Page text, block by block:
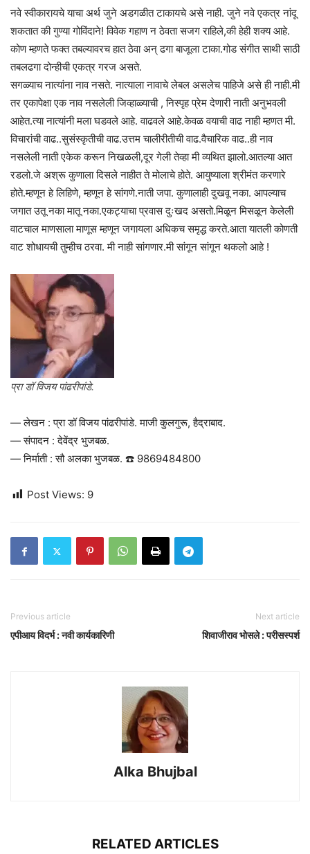
नवे स्वीकारायचे याचा अर्थ जुने अडगळीत टाकायचे असे नाही. जुने नवे एकत्र नांदू
शकतात की गुण्या गोविंदाने! विवेक गहाण न ठेवता सजग राहिले,की हेही शक्य आहे.
कोण म्हणते फक्त तबल्यावरच हात ठेवा अन् ढगा बाजूला टाका.गोड संगीत साथी साठी
तबलढगा दोन्हीची एकत्र गरज असते.
सगळ्याच नात्यांना नाव नसते. नात्याला नावाचे लेबल असलेच पाहिजे असे ही नाही.मी
तर एकापेक्षा एक नाव नसलेली जिव्हाळ्याची , निस्पृह प्रेम देणारी नाती अनुभवली
आहेत.त्या नात्यांनी मला घडवले आहे. वाढवले आहे.केवळ वयाची वाढ नाही म्हणत मी.
विचारांची वाढ..सुसंस्कृतीची वाढ.उत्तम चालीरीतीची वाढ.वैचारिक वाढ..ही नाव
नसलेली नाती एकेक करून निखळली,दूर गेली तेव्हा मी व्यथित झालो.आतल्या आत
रडलो.जे अश्रू कुणाला दिसले नाहीत ते मोलाचे होते. आयुष्याला श्रीमंत करणारे
होते.म्हणून हे लिहिणे, म्हणून हे सांगणे.नाती जपा. कुणालाही दुखवू नका. आपल्याच
जगात उतू नका मातू नका.एकट्याचा प्रवास दुःखद असतो.मिळून मिसळून केलेली
वाटचाल माणसाला माणूस म्हणून जगायला अधिकच समृद्ध करते.आता यातली कोणती
वाट शोधायची तुम्हीच ठरवा. मी नाही सांगणार.मी सांगून सांगून थकलो आहे !
प्रा डॉ विजय पांढरीपांडे.
— लेखन : प्रा डॉ विजय पांढरीपांडे. माजी कुलगुरू, हैद्राबाद.
— संपादन : देवेंद्र भुजबळ.
— निर्माती : सौ अलका भुजबळ. ☎️ 9869484800
Post Views: 9
Previous article
एपीआय विदर्भ : नवी कार्यकारिणी
Next article
शिवाजीराव भोसले : परीसस्पर्श
Alka Bhujbal
RELATED ARTICLES